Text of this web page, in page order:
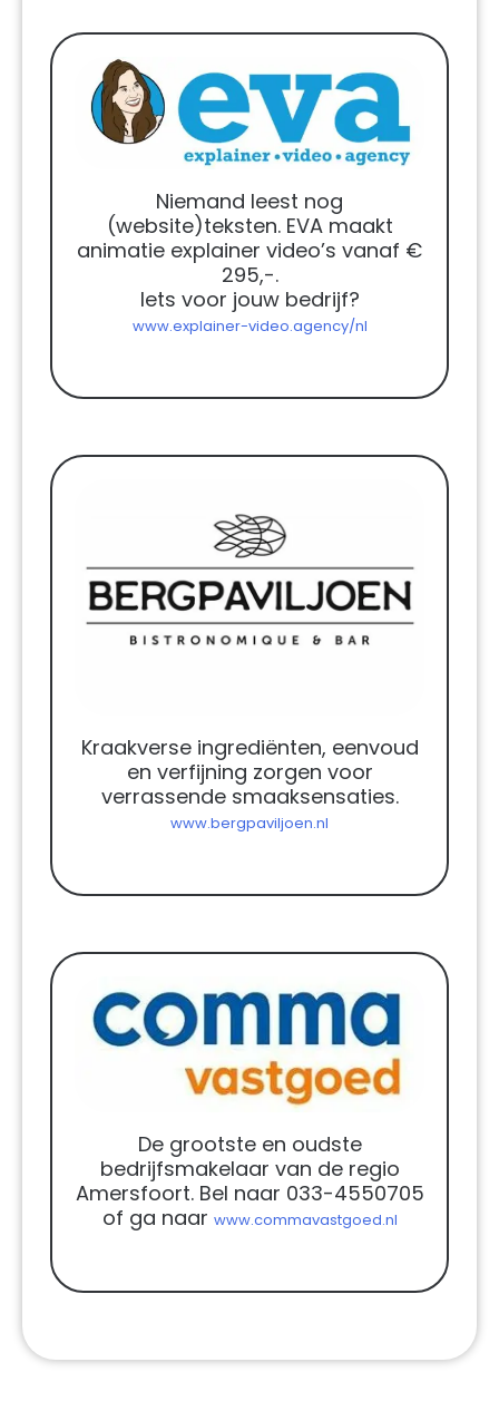
Niemand leest nog
(website)teksten. EVA maakt
animatie explainer video’s vanaf €
295,-.
Iets voor jouw bedrijf?
www.explainer-video.agency/nl
Kraakverse ingrediënten, eenvoud
en verfijning zorgen voor
verrassende smaaksensaties.
www.bergpaviljoen.nl
De grootste en oudste
bedrijfsmakelaar van de regio
Amersfoort. Bel naar 033-4550705
of ga naar www.commavastgoed.nl